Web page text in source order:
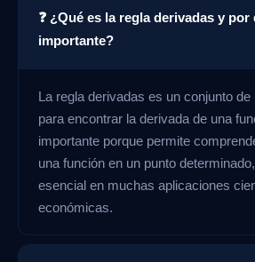
❓ ¿Qué es la regla derivadas y por
importante?
La regla derivadas es un conjunto
para encontrar la derivada de una
importante porque permite
una función en un punto
esencial en muchas aplicaciones
económicas.